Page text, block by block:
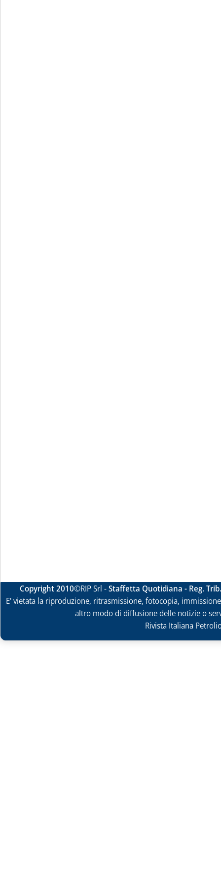
Copyright 2010©RIP Srl -Staffetta Quotidiana - Reg.
E' vietata la riproduzione, ritrasmissione, fotocopia,
altro modo di diffusione delle notizie o
Rivista Italiana